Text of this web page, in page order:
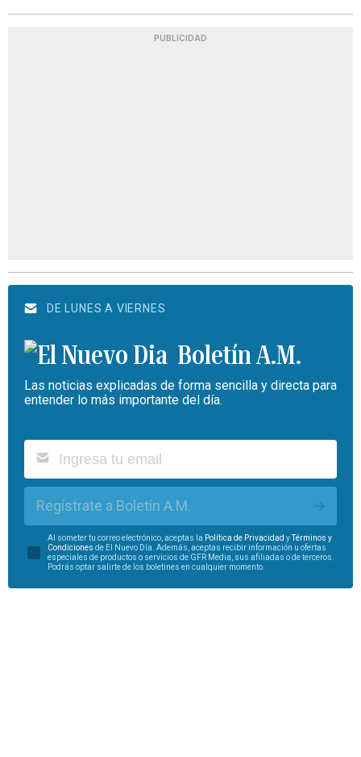
PUBLICIDAD
DE LUNES A VIERNES
Boletín A.M.
Las noticias explicadas de forma sencilla y directa para
entender lo más importante del día.
Regístrate a Boletín A.M.
Al someter tu correo electrónico, aceptas la Política de Privacidad yTérminos y
Condiciones de El Nuevo Día. Además, aceptas recibir información u ofertas
especiales de productos o servicios de GFR Media, sus afiliadas o de terceros.
Podrás optar salirte de los boletines en cualquier momento.